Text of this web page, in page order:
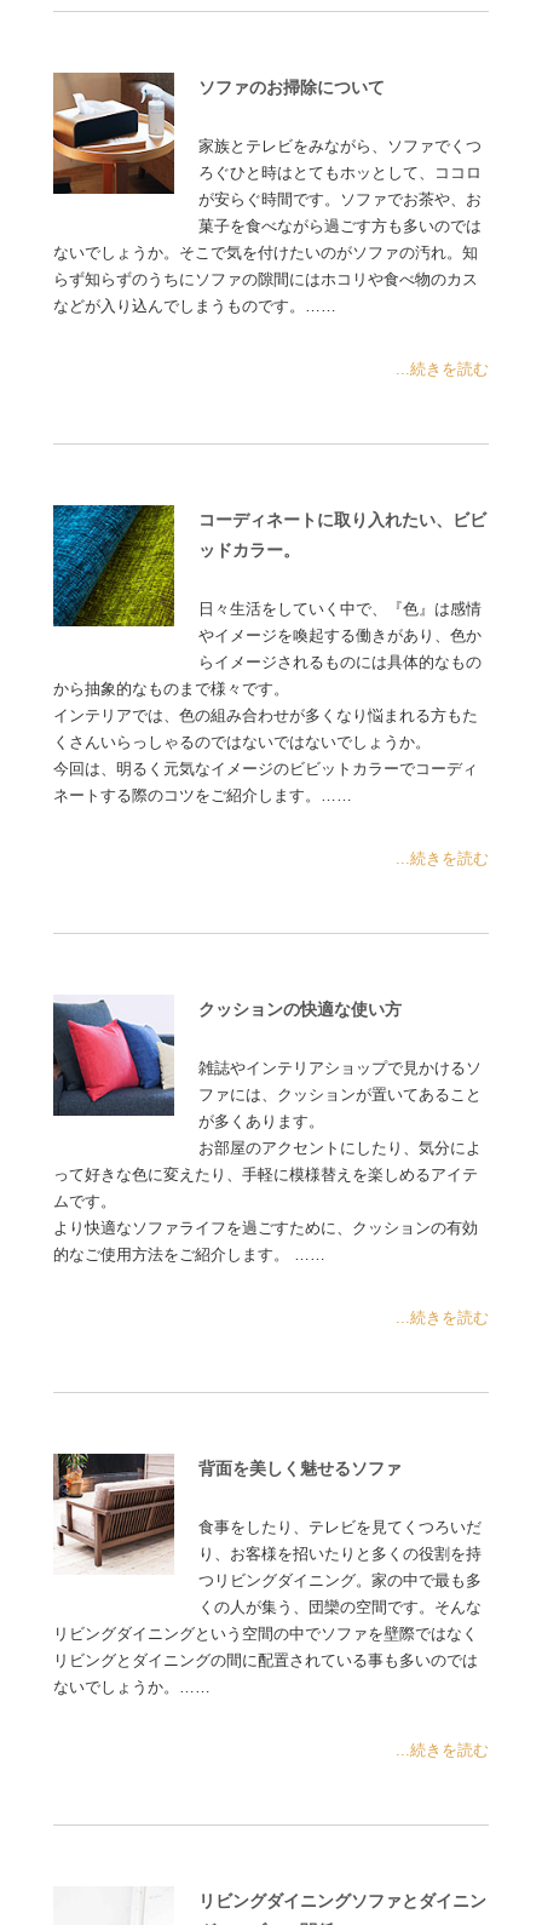
ソファのお掃除について
家族とテレビをみながら、ソファでくつ
ろぐひと時はとてもホッとして、ココロ
が安らぐ時間です。ソファでお茶や、お
菓子を食べながら過ごす方も多いのでは
ないでしょうか。そこで気を付けたいのがソファの汚れ。知
らず知らずのうちにソファの隙間にはホコリや食べ物のカス
などが入り込んでしまうものです。……
...続きを読む
コーディネートに取り入れたい、ビビ
ッドカラー。
日々生活をしていく中で、『色』は感情
やイメージを喚起する働きがあり、色か
らイメージされるものには具体的なもの
から抽象的なものまで様々です。
インテリアでは、色の組み合わせが多くなり悩まれる方もた
くさんいらっしゃるのではないではないでしょうか。
今回は、明るく元気なイメージのビビットカラーでコーディ
ネートする際のコツをご紹介します。……
...続きを読む
クッションの快適な使い方
雑誌やインテリアショップで見かけるソ
ファには、クッションが置いてあること
が多くあります。
お部屋のアクセントにしたり、気分によ
って好きな色に変えたり、手軽に模様替えを楽しめるアイテ
ムです。
より快適なソファライフを過ごすために、クッションの有効
的なご使用方法をご紹介します。 ……
...続きを読む
背面を美しく魅せるソファ
食事をしたり、テレビを見てくつろいだ
り、お客様を招いたりと多くの役割を持
つリビングダイニング。家の中で最も多
くの人が集う、団欒の空間です。そんな
リビングダイニングという空間の中でソファを壁際ではなく
リビングとダイニングの間に配置されている事も多いのでは
ないでしょうか。……
...続きを読む
リビングダイニングソファとダイニン